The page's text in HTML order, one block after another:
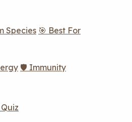
Species 🎯 Best For
🛡️ Immunity
Quiz